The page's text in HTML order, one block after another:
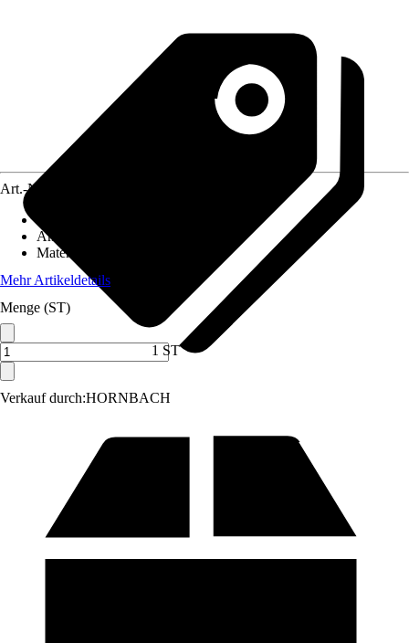
Verkauf durch:HORNBACH
Art.-Nr.
Anwendungsbereich
Material
Mehr Artikeldetails
Menge (ST)
1 ST